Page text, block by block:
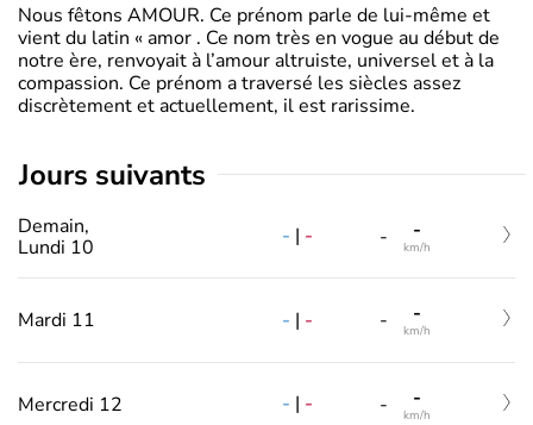
Nous fêtons AMOUR. Ce prénom parle de lui-même et
vient du latin « amor . Ce nom très en vogue au début de
notre ère, renvoyait à l’amour altruiste, universel et à la
compassion. Ce prénom a traversé les siècles assez
discrètement et actuellement, il est rarissime.
jours suivants
Demain,
Lundi 10
- | - - -
km/h
Mardi 11 - | - - -
km/h
Mercredi 12 - | - - -
km/h